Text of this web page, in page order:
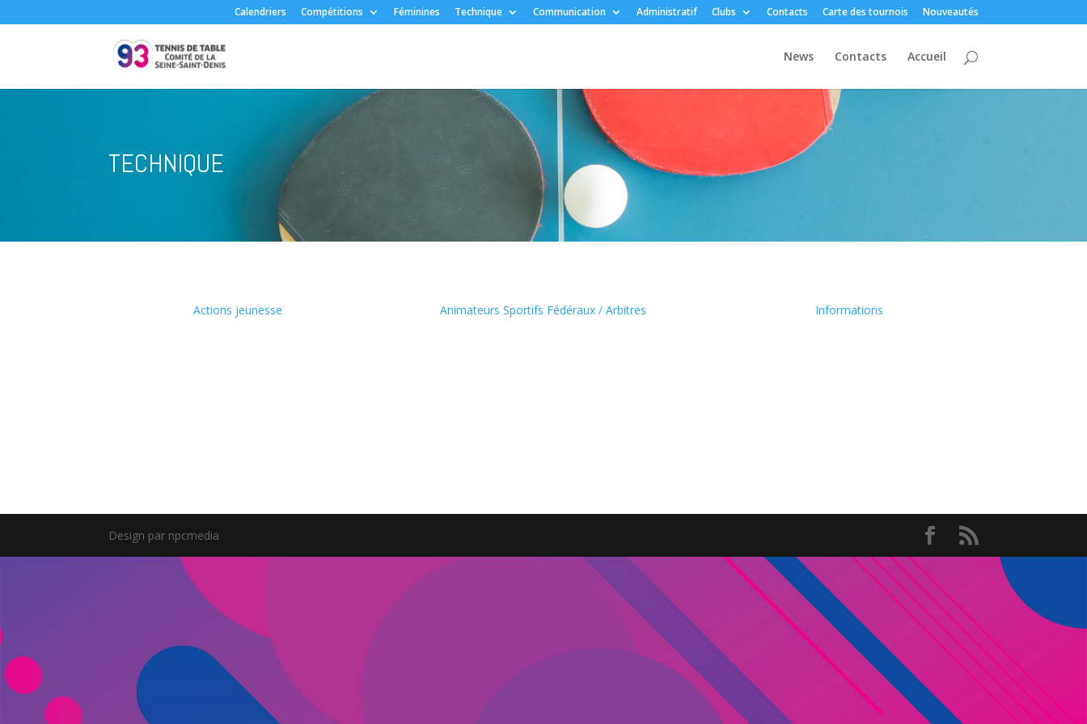
Calendriers Compétitions Féminines Technique Communication Administratif Clubs Contacts Carte des tournois Nouveautés
News Contacts Accueil
TECHNIQUE
Actions jeunesse Animateurs Sportifs Fédéraux / Arbitres Informations
Design par npcmedia